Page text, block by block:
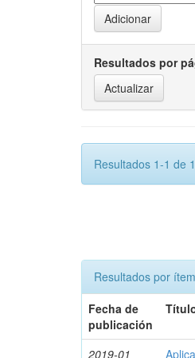
Resultados por
Resultados 1-1 de
Resultados por
Fecha de
publicación
2019-01